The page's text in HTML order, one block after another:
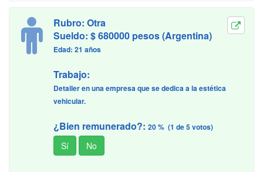
Rubro: Otra
Sueldo: $ 680000 pesos (Argentina)
Edad: 21 años
Trabajo:
Detailer en una empresa que se dedica a la estética
vehicular.
¿Bien remunerado?: 20 % (1 de 5 votos)